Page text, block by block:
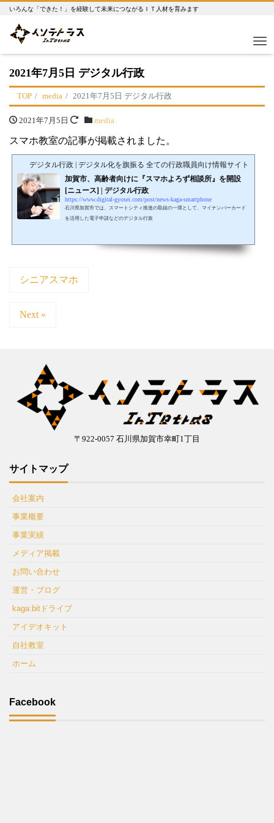
いろんな「できた！」を経験して未来につながるＩＴ人材を育みます
2021年7月5日 デジタル行政
TOP media 2021年7月5日 デジタル行政
2021年7月5日 media
スマホ教室の記事が掲載されました。
デジタル行政 | デジタル化を旗振る 全ての行政職員向け情報サイト
加賀市、高齢者向けに『スマホよろず相談所』を開設
[ニュース] | デジタル行政
https://www.digital-gyosei.com/post/news-kaga-smartphone
石川県加賀市では、スマートシティ推進の取組の一環として、マイナンバーカード
を活用した電子申請などのデジタル行政
シニアスマホ
Next »
〒922-0057 石川県加賀市幸町1丁目
サイトマップ
会社案内
事業概要
事業実績
メディア掲載
お問い合わせ
運営・ブログ
kaga:bitドライブ
アイデオキット
自社教室
ホーム
Facebook